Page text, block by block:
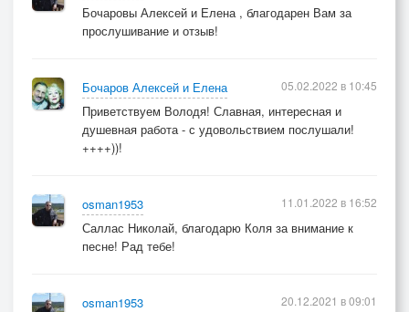
Бочаровы Алексей и Елена , благодарен Вам за
прослушивание и отзыв!
Бочаров Алексей и Елена
Приветствуем Володя! Славная, интересная и
душевная работа - с удовольствием послушали!
++++))!
05.02.2022 в 10:45
osman1953
Саллас Николай, благодарю Коля за внимание к
песне! Рад тебе!
11.01.2022 в 16:52
osman1953
20.12.2021 в 09:01